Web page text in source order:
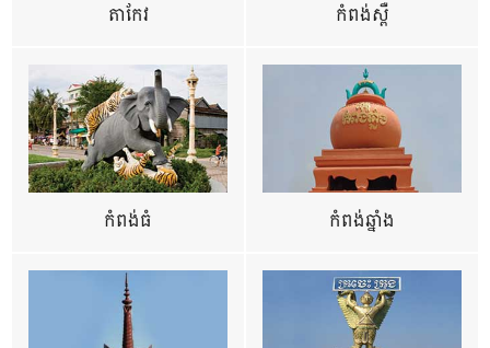
តាកែវ កំពង់ស្ពឺ
កំពង់ធំ កំពង់ឆ្នាំង